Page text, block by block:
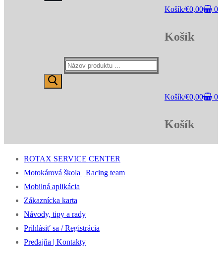
Košík/€0,00 0
Košík
Hľadať:
Košík/€0,00 0
Košík
ROTAX SERVICE CENTER
Motokárová škola | Racing team
Mobilná aplikácia
Zákaznícka karta
Návody, tipy a rady
Prihlásiť sa / Registrácia
Predajňa | Kontakty